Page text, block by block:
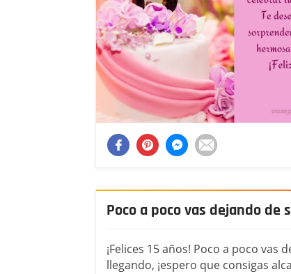
Poco a poco vas dejando de
¡Felices 15 años! Poco a poco
llegando, ¡espero que consigas